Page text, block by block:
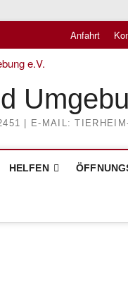
Anfahrt
| E-MAIL:
HELFEN